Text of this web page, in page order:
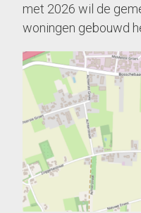
met 2026 wil de
woningen gebouwd